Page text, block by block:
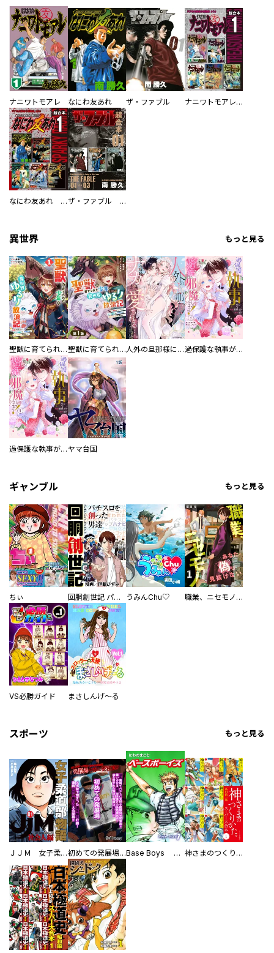
ナニワトモアレ なにわ友あれ ザ・ファブル ナニワトモアレ 超合本版
なにわ友あれ 超合本版 ザ・ファブル 超合本版
異世界 もっと見る
聖獣に育てられた少年の異世界ゆるり放浪記～神様からもらったチート魔法で、仲間たちとスローライフを満喫中～ 聖獣に育てられた少年の異世界ゆるり放浪記～神様からもらったチート魔法で、仲間たちとスローライフを満喫中～【分冊版】 人外の旦那様に娶られ毎晩ナカまで愛される…。アンソロジー 過保護な執事が私の婚活を邪魔してきます！ 分冊版
過保護な執事が私の婚活を邪魔してきます！ ヤマ台国
ギャンブル もっと見る
ちぃ 回胴創世記 パチスロを創った男達 うみんChu♡ 職業、ニセモノ～あなたに偽は見抜けない【電子単行本版】
VS必勝ガイド まさしんげ～る
スポーツ もっと見る
ＪＪＭ 女子柔道部物語 社会人編 初めての発展場 【白抜き修正版】 Base Boys 新装版 神さまのつくりかた。スーパー大合本